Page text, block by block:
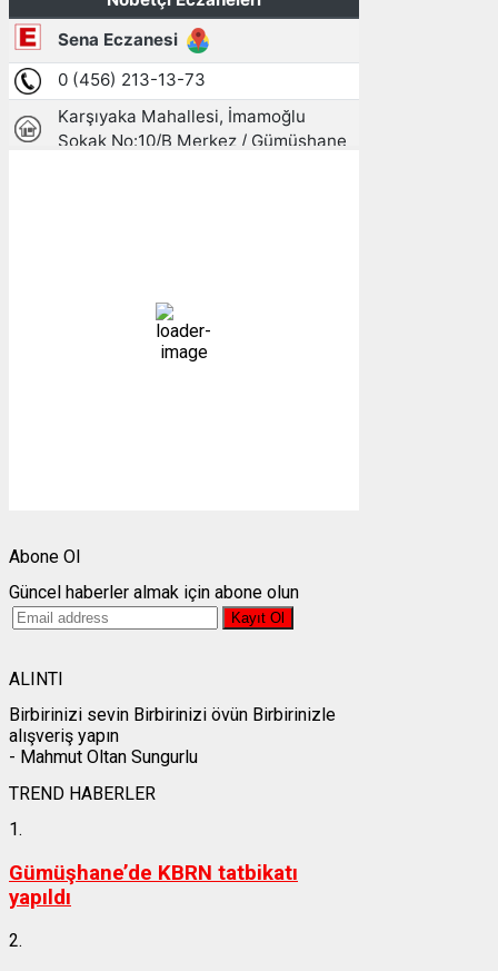
33 %
1009 mb
Abone Ol
Güncel haberler almak için abone olun
ALINTI
Birbirinizi sevin Birbirinizi övün Birbirinizle
alışveriş yapın
- Mahmut Oltan Sungurlu
TREND HABERLER
1.
Gümüşhane’de KBRN tatbikatı
yapıldı
2.